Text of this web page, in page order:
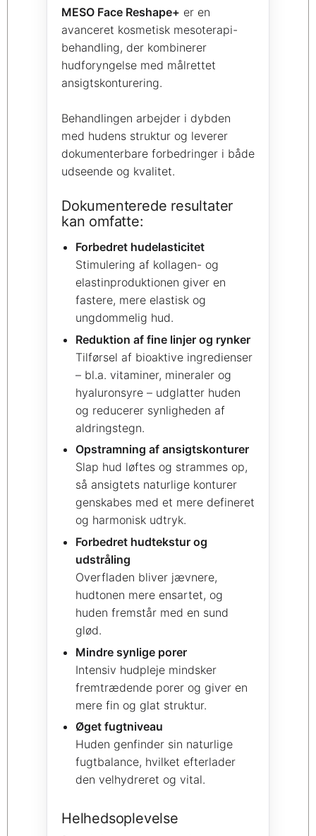
MESO Face Reshape+ er en
avanceret kosmetisk mesoterapi-
behandling, der kombinerer
hudforyngelse med målrettet
ansigtskonturering.
Behandlingen arbejder i dybden
med hudens struktur og leverer
dokumenterbare forbedringer i både
udseende og kvalitet.
Dokumenterede resultater
kan omfatte:
Forbedret hudelasticitet
Stimulering af kollagen- og
elastinproduktionen giver en
fastere, mere elastisk og
ungdommelig hud.
Reduktion af fine linjer og rynker
Tilførsel af bioaktive ingredienser
– bl.a. vitaminer, mineraler og
hyaluronsyre – udglatter huden
og reducerer synligheden af
aldringstegn.
Opstramning af ansigtskonturer
Slap hud løftes og strammes op,
så ansigtets naturlige konturer
genskabes med et mere defineret
og harmonisk udtryk.
Forbedret hudtekstur og
udstråling
Overfladen bliver jævnere,
hudtonen mere ensartet, og
huden fremstår med en sund
glød.
Mindre synlige porer
Intensiv hudpleje mindsker
fremtrædende porer og giver en
mere fin og glat struktur.
Øget fugtniveau
Huden genfinder sin naturlige
fugtbalance, hvilket efterlader
den velhydreret og vital.
Helhedsoplevelse